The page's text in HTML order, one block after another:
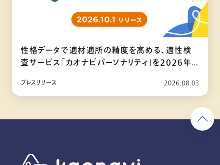
性格データで適材適所の精度を高める、適性検
査サービス「カオナビパーソナリティ」を2026年
プレスリリース 2026.08.03